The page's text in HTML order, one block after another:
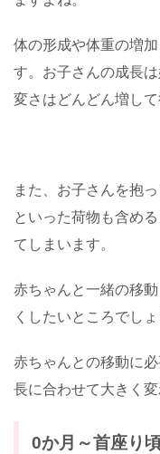
体の形成や体重の増
す。お子さんの成長
変さはどんどん増して
また、お子さんを抱
といった荷物も含め
てしまいます。
赤ちゃんと一緒の移
くしたいところでしょ
赤ちゃんとの移動に
長に合わせて大きく変
0か月～首座り